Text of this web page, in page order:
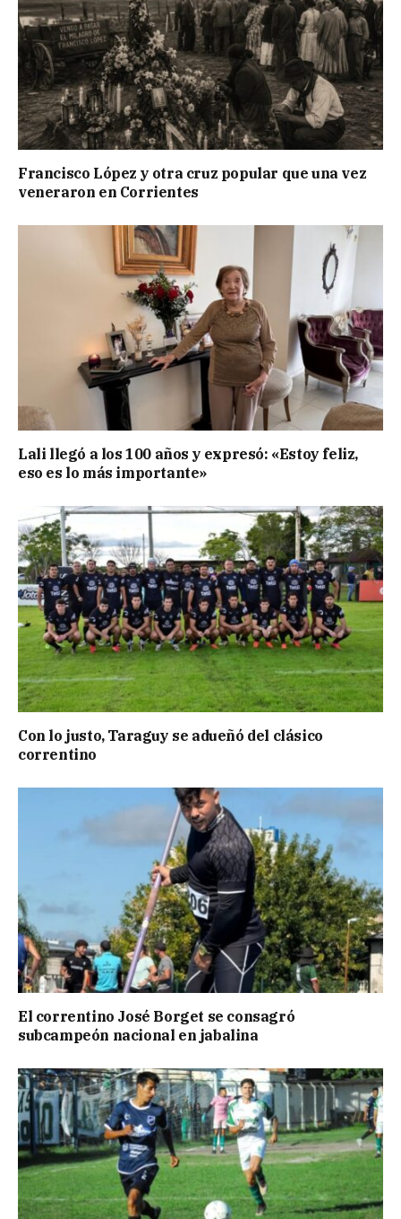
Francisco López y otra cruz popular que una vez
veneraron en Corrientes
Lali llegó a los 100 años y expresó: «Estoy feliz,
eso es lo más importante»
Con lo justo, Taraguy se adueñó del clásico
correntino
El correntino José Borget se consagró
subcampeón nacional en jabalina